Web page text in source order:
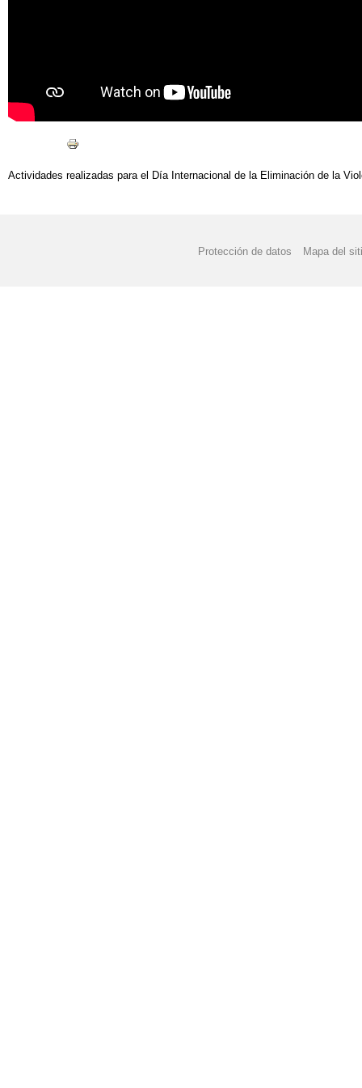
Actividades realizadas para el Día Internacional de la Eliminación de la
Protección de datos Mapa del